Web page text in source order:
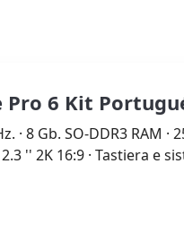
6 Kit
· 8 Gb. SO-DDR3 RAM ·
'' 2K 16:9 · Tastiera e